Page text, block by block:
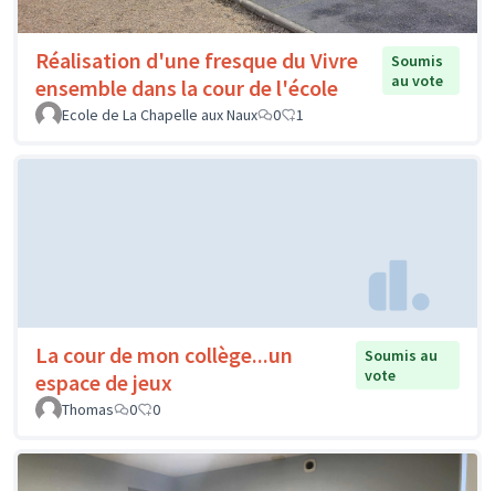
Réalisation d'une fresque du Vivre
ensemble dans la cour de l'école
Soumis
au vote
Ecole de La Chapelle aux Naux
0 1
La cour de mon collège...un
espace de jeux
Soumis au
vote
Thomas
0 0